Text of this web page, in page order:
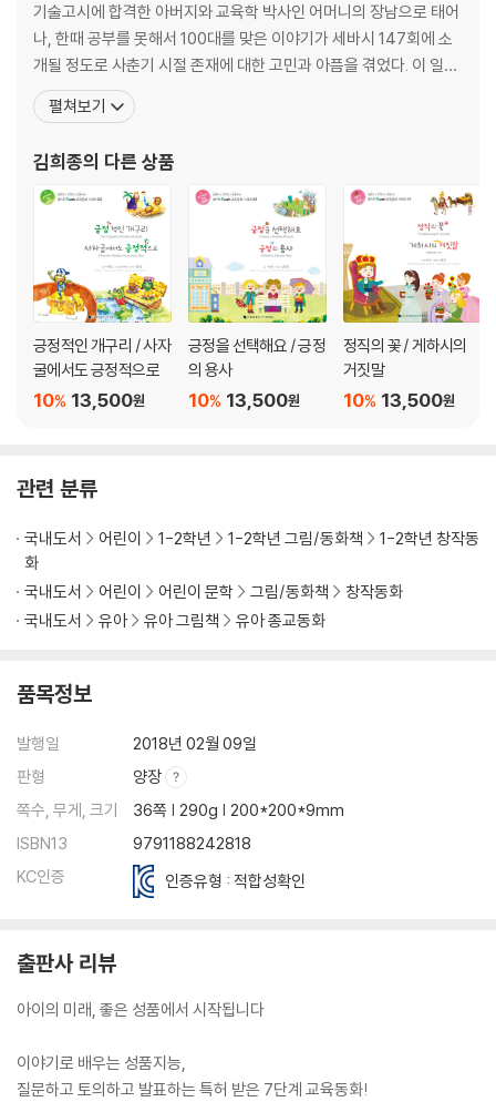
기술고시에 합격한 아버지와 교육학 박사인 어머니의 장남으로 태어
나, 한때 공부를 못해서 100대를 맞은 이야기가 세바시 147회에 소
개될 정도로 사춘기 시절 존재에 대한 고민과 아픔을 겪었다. 이 일을
계기로 어머니 이영숙 박사(좋은나무성품학교 설립자)와 관계를 회
복하면서 '성품'을 깊이 만나게 되었고, 자신이 경험한 탁월한 변화를
펼쳐보기
김희종의 다른 상품
긍정적인 개구리 / 사자
굴에서도 긍정적으로
13,500원
10%
긍정을 선택해요 / 긍정
의 용사
13,500원
10%
정직의 꽃 / 게하시의
거짓말
13,500원
10%
관련 분류
국내도서 어린이 1-2학년 1-2학년 그림/동화책
1-2학년 창작동
화
국내도서
어린이 어린이 문학 그림/동화책
창작동화
국내도서
유아 유아 그림책 유아 종교동화
품목정보
발행일
2018년 02월 09일
판형
양장
쪽수, 무게, 크기
36쪽 | 290g | 200*200*9mm
ISBN13
9791188242818
KC인증
인증유형 : 적합성확인
출판사 리뷰
아이의 미래, 좋은 성품에서 시작됩니다
이야기로 배우는 성품지능,
질문하고 토의하고 발표하는 특허 받은 7단계 교육동화!